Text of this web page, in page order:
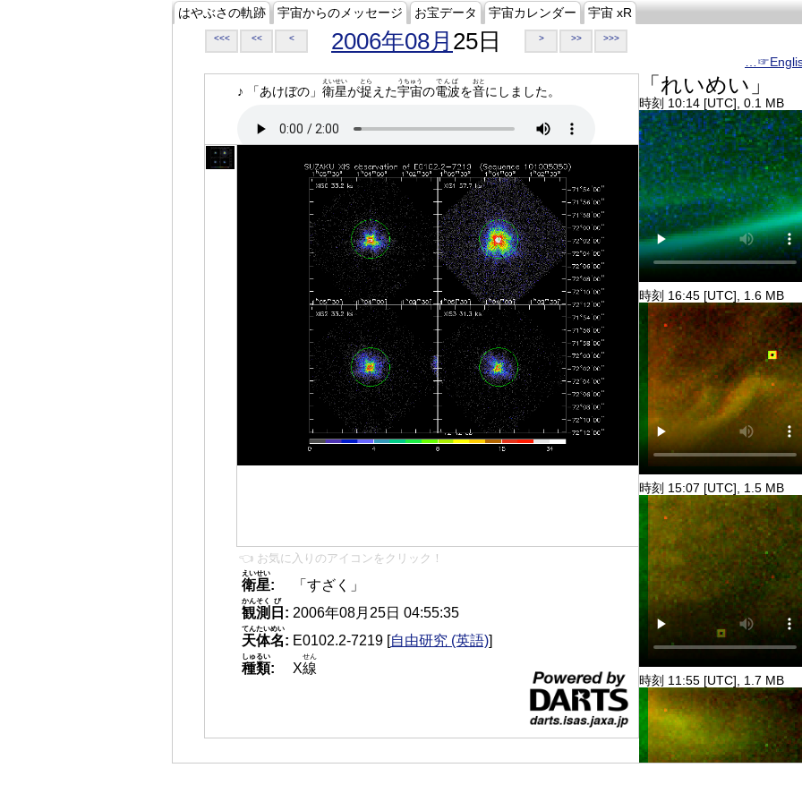
はやぶさの軌跡 宇宙からのメッセージ お宝データ 宇宙カレンダー 宇宙 xR
<<< << < 2006年08月 25日 > >> >>>
♪ 「あけぼの」 衛星
えいせい
が捉
とら
えた宇宙
うちゅう
の電波
でんぱ
を音
おと
にしました。
👈 お気に入りのアイコンをクリック！
衛星
えいせい
:
「すざく」
観測
かんそく
日
び
: 2006年08月25日 04:55:35
天体名
てんたいめい
: E0102.2-7219 [自由研究 (英語)]
種類
しゅるい
: X線
せん
「れいめい」
時刻 10:14 [UTC], 0.1 MB
時刻 16:45 [UTC], 1.6 MB
時刻 15:07 [UTC], 1.5 MB
時刻 11:55 [UTC], 1.7 MB